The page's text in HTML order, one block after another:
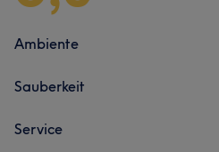
Ambiente
Sauberkeit
Service